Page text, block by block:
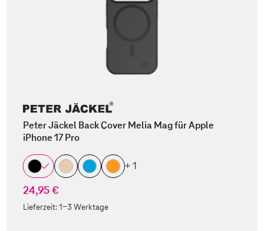
Peter Jäckel Back Cover Melia Mag für Apple
iPhone 17 Pro
+ 1
24,95 €
Lieferzeit:1-3 Werktage